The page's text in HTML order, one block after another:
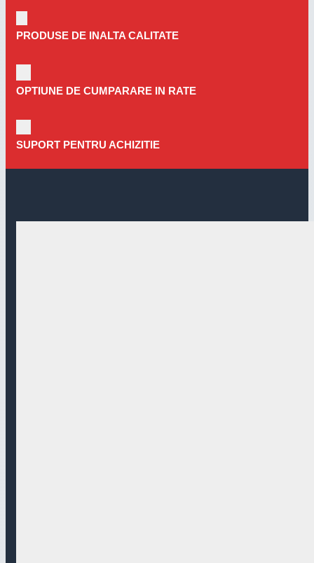
PRODUSE DE INALTA CALITATE
OPTIUNE DE CUMPARARE IN RATE
SUPORT PENTRU ACHIZITIE